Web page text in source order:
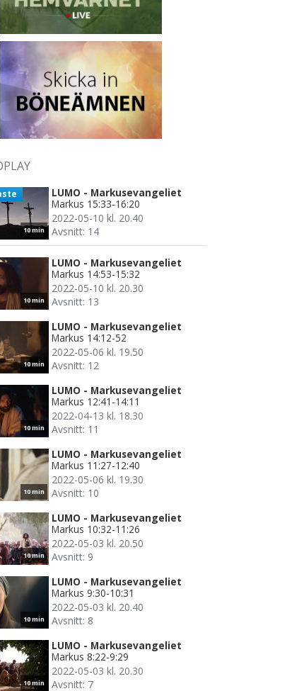
10 min
LUMO - Markusevangeliet
Markus 15:33-16:20
2022-05-10 kl. 20.40
Avsnitt: 14
10 min
LUMO - Markusevangeliet
Markus 14:53-15:32
2022-05-10 kl. 20.30
Avsnitt: 13
10 min
LUMO - Markusevangeliet
Markus 14:12-52
2022-05-06 kl. 19.50
Avsnitt: 12
10 min
LUMO - Markusevangeliet
Markus 12:41-14:11
2022-04-13 kl. 18.30
Avsnitt: 11
10 min
LUMO - Markusevangeliet
Markus 11:27-12:40
2022-05-06 kl. 19.30
Avsnitt: 10
10 min
LUMO - Markusevangeliet
Markus 10:32-11:26
2022-05-03 kl. 20.50
Avsnitt: 9
10 min
LUMO - Markusevangeliet
Markus 9:30-10:31
2022-05-03 kl. 20.40
Avsnitt: 8
10 min
LUMO - Markusevangeliet
Markus 8:22-9:29
2022-05-03 kl. 20.30
Avsnitt: 7